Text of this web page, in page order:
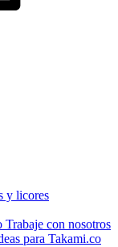
y licores
Trabaje con nosotros
para Takami.co